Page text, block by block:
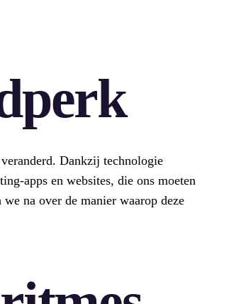
Dankzij technologie
apps en websites, die ons moeten
na over de manier waarop deze